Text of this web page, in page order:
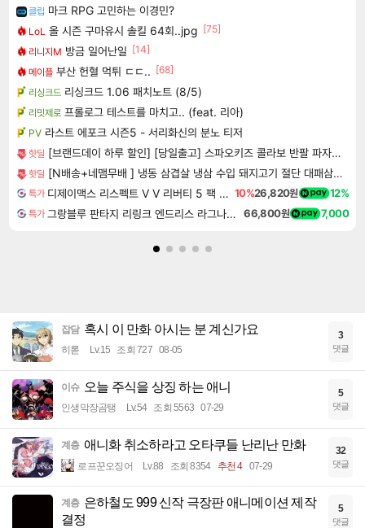
클립 마크 RPG 고민하는 이경민?
LoL 올 시즌 구마유시 솔킬 64회..jpg [75]
리니지M 방금 일어난일 [14]
메이플 부산 헌혈 먹튀 ㄷㄷ.. [68]
리싱크드 리싱크드 1.06 패치노트 (8/5)
리밋제로 프롤로그 테스트를 마치고.. (feat. 리아)
PV 라스트 에포크 시즌5 - 서리화신의 분노 티저
핫딜 [브랜드데이 하루 할인] [당일출고] 스파오키즈 콜라보 반팔 파자마 모음
핫딜 [N배송+네맴무배 ] 냉동 삼겹살 냉삼 수입 돼지고기 절단 대패삼겹살
특가 디제이맥스 리스펙트 V V 리버티 5 팩 DJMAX RESPECT V V Liberty 5 Pack DLC 10%26,820원 12%
특가 그랑블루 판타지 리링크 엔드리스 라그나로크 Granblue Fantasy Relink Endless Ragnarok 66,800원 7,000
잡담 혹시 이 만화 아시는 분 계신가요
히롣 Lv.15 조회 727 08-05
3
댓글
이슈 오늘 주식을 상징 하는 애니
인생막장곰탱 Lv.54 조회 5563 07-29
5
댓글
계층 애니화 취소하라고 오타쿠들 난리난 만화
로프꾼오징어 Lv.88 조회 8354 추천 4 07-29
32
댓글
계층 은하철도 999 신작 극장판 애니메이션 제작
결정
5
댓글